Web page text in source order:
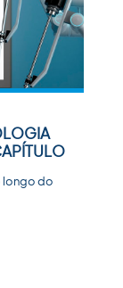
longo do